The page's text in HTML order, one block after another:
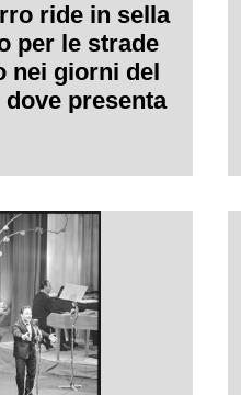
ride in sella
per le strade
nei giorni del
presenta